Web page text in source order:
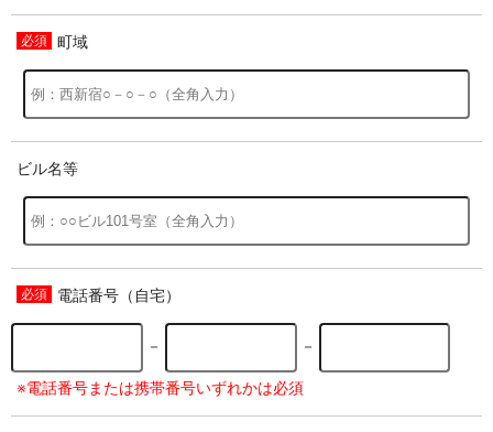
過去の特集をすべて見る>>
町域
ビル名等
電話番号（自宅）
－ －
※電話番号または携帯番号いずれかは必須